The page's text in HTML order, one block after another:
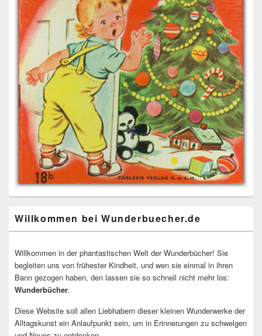
Willkommen bei Wunderbuecher.de
Willkommen in der phantastischen Welt der Wunderbücher! Sie
begleiten uns von frühester Kindheit, und wen sie einmal in ihren
Bann gezogen haben, den lassen sie so schnell nicht mehr los:
Wunderbücher.
Diese Website soll allen Liebhabern dieser kleinen Wunderwerke der
Alltagskunst ein Anlaufpunkt sein, um in Erinnerungen zu schwelgen